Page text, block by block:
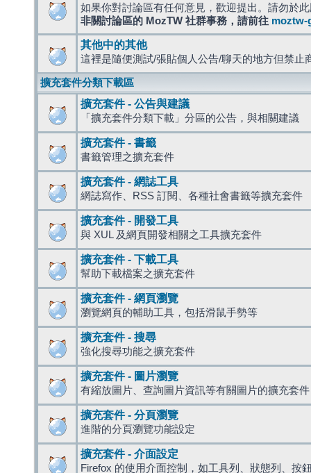
如果你對討論區有任何意見，歡迎提出。請勿於
非關討論區的 MozTW 社群事務，請前往 moztw-
其他中的其他
這裡是隨便測試/張貼個人公告/聊天的地方但禁止
擴充套件分類下載區
擴充套件 - 公告與建議
「擴充套件分類下載」分區的公告，與相關建議
擴充套件 - 書籤
書籤管理之擴充套件
擴充套件 - 網誌工具
網誌寫作、RSS 訂閱、各種社會書籤等擴充套件
擴充套件 - 開發工具
與 XUL 及網頁開發相關之工具擴充套件
擴充套件 - 下載工具
幫助下載檔案之擴充套件
擴充套件 - 網頁瀏覽
瀏覽網頁的輔助工具，包括滑鼠手勢等
擴充套件 - 搜尋
強化搜尋功能之擴充套件
擴充套件 - 圖片瀏覽
有縮放圖片、查詢圖片資訊等有關圖片的擴充套件
擴充套件 - 分頁瀏覽
進階的分頁瀏覽功能設定
擴充套件 - 介面設定
Firefox 的使用介面控制，如工具列、狀態列、按